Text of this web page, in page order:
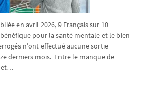
en avril 2026, 9 Français sur 10
pour la santé mentale et le bien-
n’ont effectué aucune sortie
derniers mois. Entre le manque de
et…